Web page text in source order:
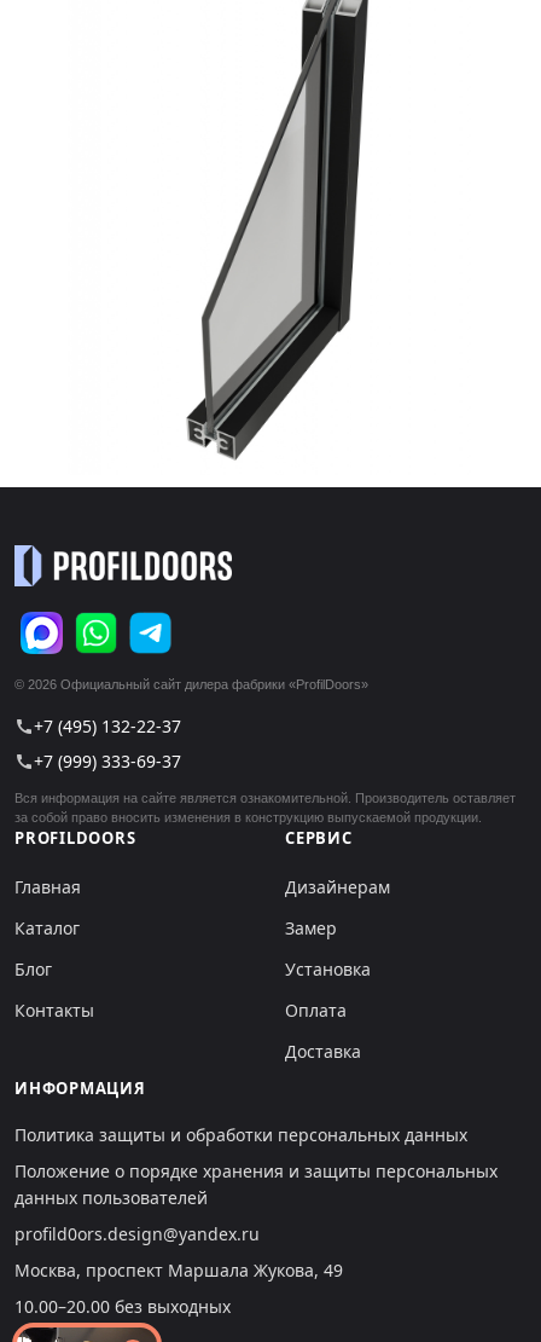
© 2026 Официальный сайт дилера фабрики «ProfilDoors»
call+7 (495) 132-22-37
call+7 (999) 333-69-37
Вся информация на сайте является ознакомительной. Производитель оставляет
за собой право вносить изменения в конструкцию выпускаемой продукции.
PROFILDOORS
Главная
Каталог
Блог
Контакты
СЕРВИС
Дизайнерам
Замер
Установка
Оплата
Доставка
ИНФОРМАЦИЯ
Политика защиты и обработки персональных данных
Положение о порядке хранения и защиты персональных
данных пользователей
profild0ors.design@yandex.ru
Москва, проспект Маршала Жукова, 49
10.00–20.00 без выходных